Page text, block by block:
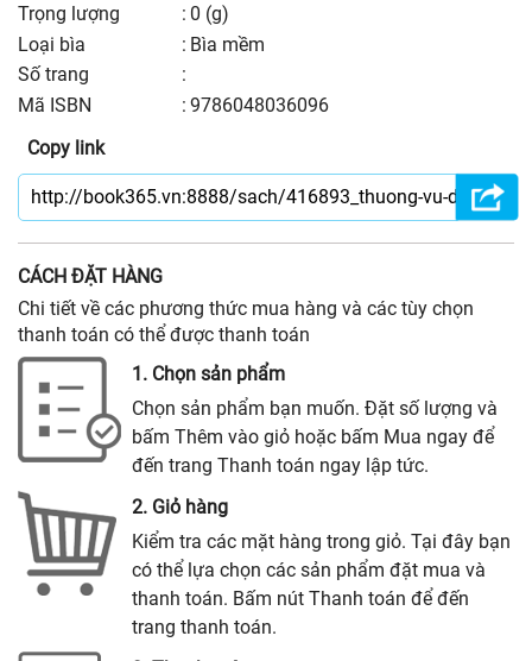
trọng lượng
: 0 (g)
Loại bìa
: Bìa mềm
số trang
:
Mã ISBN
: 9786048036096
Copy link
CÁCH ĐẶT HÀNG
Chi tiết về các phương thức mua hàng và các tùy chọn
thanh toán có thể được thanh toán
1. Chọn sản phẩm
Chọn sản phẩm bạn muốn. Đặt số lượng và
bấm Thêm vào giỏ hoặc bấm Mua ngay để
đến trang Thanh toán ngay lập tức.
2. Giỏ hàng
Kiểm tra các mặt hàng trong giỏ. Tại đây bạn
có thể lựa chọn các sản phẩm đặt mua và
thanh toán. Bấm nút Thanh toán để đến
trang thanh toán.